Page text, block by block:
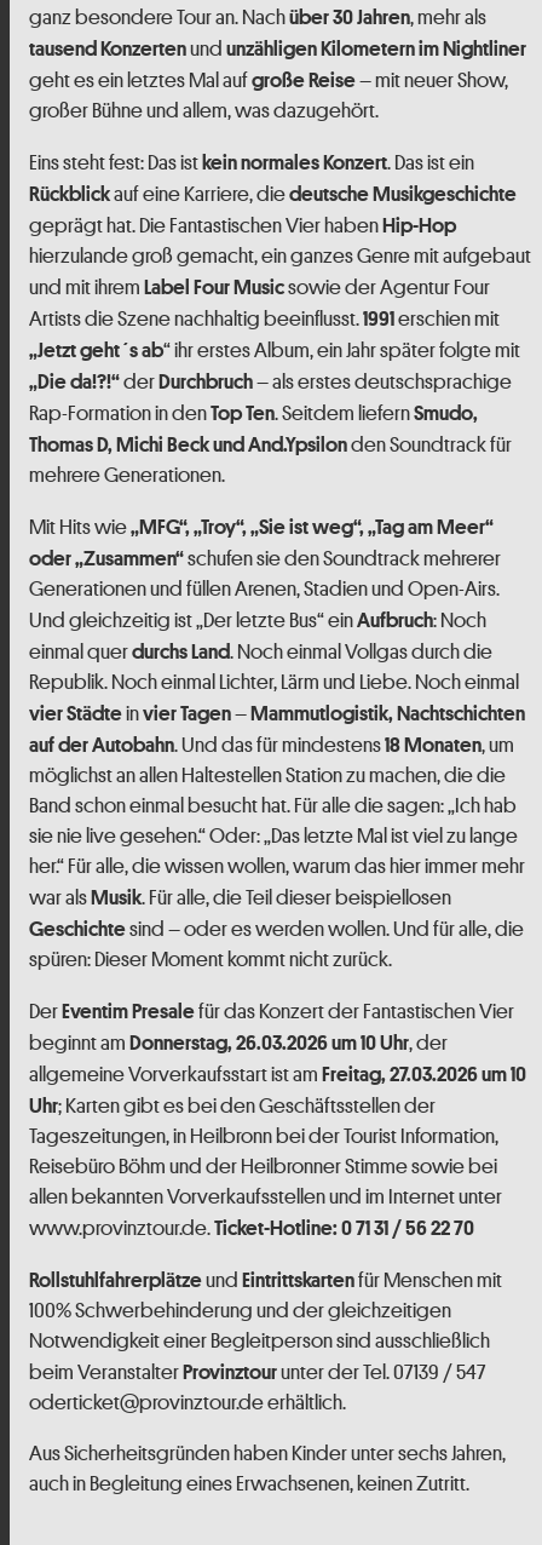
ganz besondere Tour an. Nachüber 30 Jahren, mehr als
tausend Konzertenund unzähligen Kilometern im Nightliner
geht es ein letztes Mal aufgroße Reise– mit neuer Show,
großer Bühne und allem, was dazugehört.
Eins steht fest: Das istkein normales Konzert. Das ist ein
Rückblickauf eine Karriere, diedeutsche Musikgeschichte
geprägt hat. Die Fantastischen Vier habenHip-Hop
hierzulande groß gemacht, ein ganzes Genre mit aufgebaut
und mit ihrem Label Four Musicsowie der Agentur Four
Artists die Szene nachhaltig beeinflusst.1991erschien mit
„Jetzt geht´s ab“ ihr erstes Album, ein Jahr später folgte mit
„Die da!?!“derDurchbruch– als erstes deutschsprachige
Rap-Formation in denTop Ten. Seitdem liefernSmudo,
Thomas D, Michi Beck und And.Ypsilonden Soundtrack für
mehrere Generationen.
Mit Hits wie„MFG“, „Troy“, „Sie ist weg“, „Tag am Meer“
oder „Zusammen“schufen sie den Soundtrack mehrerer
Generationen und füllen Arenen, Stadien und Open-Airs.
Und gleichzeitig ist „Der letzte Bus“ einAufbruch: Noch
einmal querdurchs Land. Noch einmal Vollgas durch die
Republik. Noch einmal Lichter, Lärm und Liebe. Noch einmal
vier Städteinvier Tagen–Mammutlogistik, Nachtschichten
auf der Autobahn. Und das für mindestens18 Monaten, um
möglichst an allen Haltestellen Station zu machen, die die
Band schon einmal besucht hat. Für alle die sagen: „Ich hab
sie nie live gesehen.“ Oder: „Das letzte Mal ist viel zu lange
her.“ Für alle, die wissen wollen, warum das hier immer mehr
war alsMusik. Für alle, die Teil dieser beispiellosen
Geschichtesind – oder es werden wollen. Und für alle, die
spüren: Dieser Moment kommt nicht zurück.
DerEventim Presalefür das Konzert der Fantastischen Vier
beginnt am Donnerstag, 26.03.2026 um 10 Uhr, der
allgemeine Vorverkaufsstart ist am Freitag, 27.03.2026 um 10
Uhr; Karten gibt es bei den Geschäftsstellen der
Tageszeitungen, in Heilbronn bei der Tourist Information,
Reisebüro Böhm und der Heilbronner Stimme sowie bei
allen bekannten Vorverkaufsstellen und im Internet unter
www.provinztour.de.Ticket-Hotline: 0 71 31 / 56 22 70
Rollstuhlfahrerplätzeund Eintrittskartenfür Menschen mit
100% Schwerbehinderung und der gleichzeitigen
Notwendigkeit einer Begleitperson sind ausschließlich
beim VeranstalterProvinztourunter der Tel. 07139 / 547
oderticket@provinztour.de erhältlich.
Aus Sicherheitsgründen haben Kinder unter sechs Jahren,
auch in Begleitung eines Erwachsenen, keinen Zutritt.